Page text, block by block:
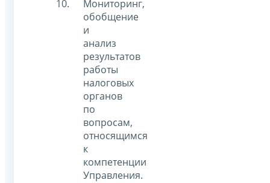
Мониторинг,
обобщение
и
анализ
результатов
работы
налоговых
органов
по
вопросам,
относящимся
к
компетенции
Управления.